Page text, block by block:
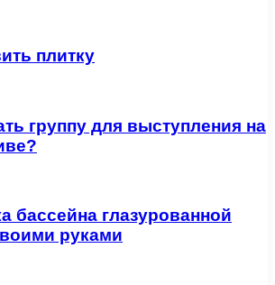
плитку
группу для выступления на
бассейна глазурованной
руками